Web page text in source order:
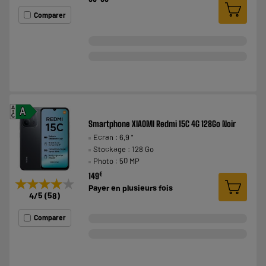
Comparer
A
A
G
★★★★★
★★★★★
4/5 (58)
Comparer
Smartphone XIAOMI Redmi 15C 4G 128Go Noir
Ecran : 6,9 "
Stockage : 128 Go
Photo : 50 MP
149€
Payer en plusieurs fois